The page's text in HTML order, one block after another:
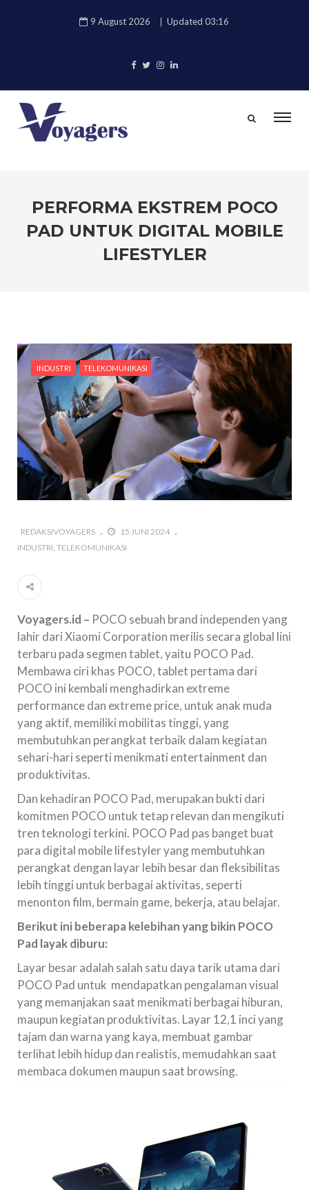
9 August 2026 Updated 03:16
PERFORMA EKSTREM POCO
PAD UNTUK DIGITAL MOBILE
LIFESTYLER
INDUSTRI TELEKOMUNIKASI
REDAKSIVOYAGERS
15 JUNI 2024
INDUSTRI TELEKOMUNIKASI
Voyagers.id – POCO sebuah brand independen yang
lahir dari Xiaomi Corporation merilis secara global lini
terbaru pada segmen tablet, yaitu POCO Pad.
Membawa ciri khas POCO, tablet pertama dari
POCO ini kembali menghadirkan extreme
performance dan extreme price, untuk anak muda
yang aktif, memiliki mobilitas tinggi, yang
membutuhkan perangkat terbaik dalam kegiatan
sehari-hari seperti menikmati entertainment dan
produktivitas.
Dan kehadiran POCO Pad, merupakan bukti dari
komitmen POCO untuk tetap relevan dan mengikuti
tren teknologi terkini. POCO Pad pas banget buat
para digital mobile lifestyler yang membutuhkan
perangkat dengan layar lebih besar dan fleksibilitas
lebih tinggi untuk berbagai aktivitas, seperti
menonton film, bermain game, bekerja, atau belajar.
Berikut ini beberapa kelebihan yang bikin POCO
Pad layak diburu:
Layar besar adalah salah satu daya tarik utama dari
POCO Pad untuk mendapatkan pengalaman visual
yang memanjakan saat menikmati berbagai hiburan,
maupun kegiatan produktivitas. Layar 12,1 inci yang
tajam dan warna yang kaya, membuat gambar
terlihat lebih hidup dan realistis, memudahkan saat
membaca dokumen maupun saat browsing.